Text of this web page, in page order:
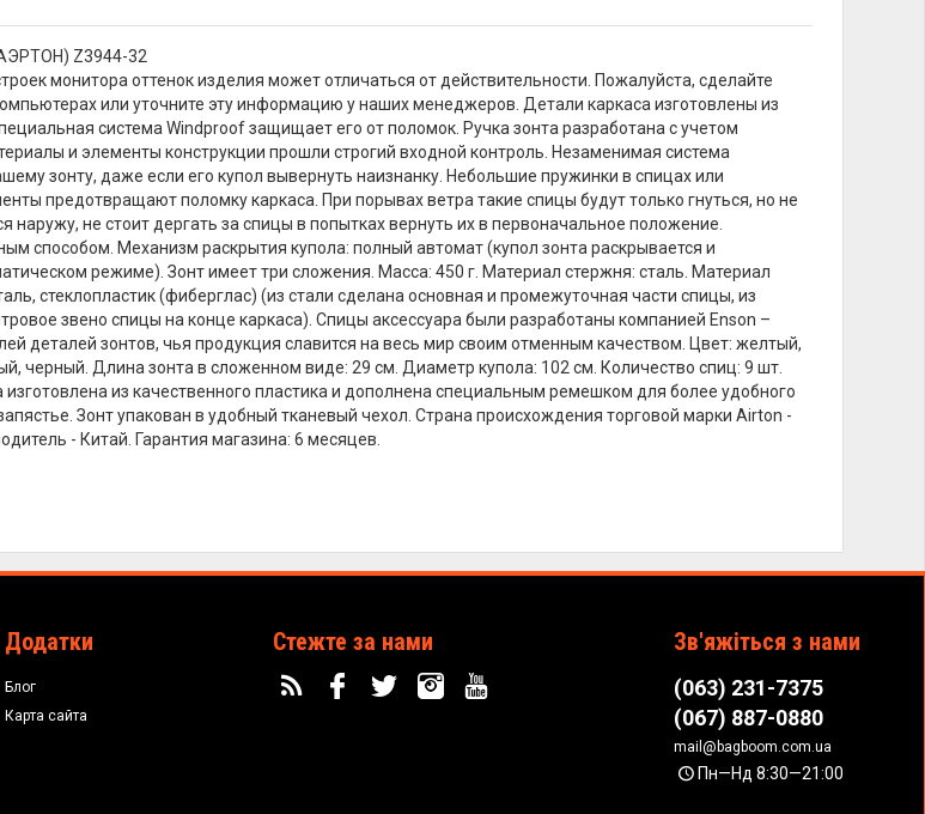
Z3944-32
монитора оттенок изделия может отличаться от действительности. Пожалуйста, сделайте
или уточните эту информацию у наших менеджеров. Детали каркаса изготовлены из
система Windproof защищает его от поломок. Ручка зонта разработана с учетом
и элементы конструкции прошли строгий входной контроль. Незаменимая система
зонту, даже если его купол вывернуть наизнанку. Небольшие пружинки в спицах или
предотвращают поломку каркаса. При порывах ветра такие спицы будут только гнуться, но не
наружу, не стоит дергать за спицы в попытках вернуть их в первоначальное положение.
способом. Механизм раскрытия купола: полный автомат (купол зонта раскрывается и
режиме). Зонт имеет три сложения. Масса: 450 г. Материал стержня: сталь. Материал
стеклопластик (фиберглас) (из стали сделана основная и промежуточная части спицы, из
звено спицы на конце каркаса). Спицы аксессуара были разработаны компанией Enson –
деталей зонтов, чья продукция славится на весь мир своим отменным качеством. Цвет: желтый,
черный. Длина зонта в сложенном виде: 29 см. Диаметр купола: 102 см. Количество спиц: 9 шт.
из качественного пластика и дополнена специальным ремешком для более удобного
Зонт упакован в удобный тканевый чехол. Страна происхождения торговой марки Airton -
- Китай. Гарантия магазина: 6 месяцев.
Додатки
Блог
Карта сайта
Стежте за нами Зв'яжіться з нами
(063) 231-7375
(067) 887-0880
mail@bagboom.com.ua
Пн—Нд 8:30—21:00